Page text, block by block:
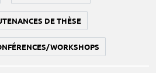
DE THÈSE
WORKSHOPS